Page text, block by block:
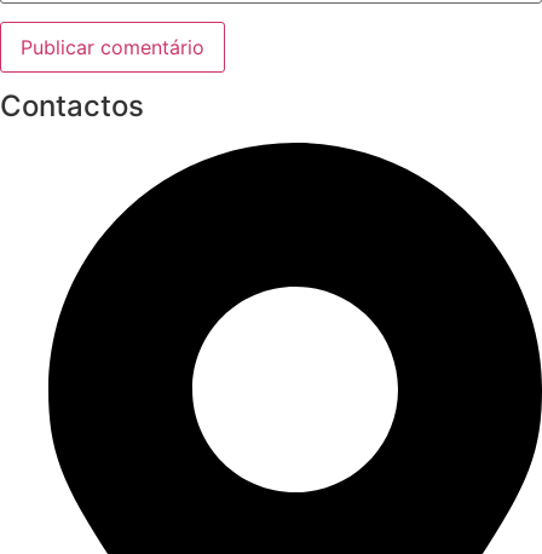
Contactos